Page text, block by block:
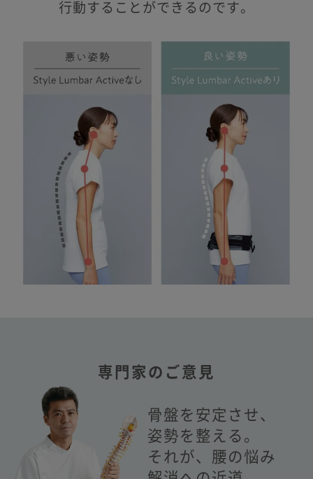
行動することができるのです。
専門家のご意見
骨盤を安定させ、
姿勢を整える。
それが、腰の悩み